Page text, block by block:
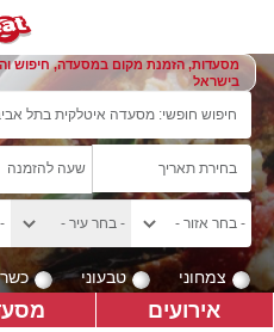
מסעדות, הזמנת מקום במסעדה, חיפוש
בישראל
צמחוני טבעוני כשר
אירועים